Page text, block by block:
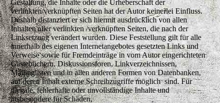
Gestaltung, die Inhalte oder die Urheberschaft der
verlinkten/verknüpften Seiten hat der Autor keinerlei Einfluss.
Deshalb distanziert er sich hiermit ausdrücklich von allen
Inhalten aller verlinkten /verknüpften Seiten, die nach der
Linksetzung verändert wurden. Diese Feststellung gilt für alle
innerhalb des eigenen Internetangebotes gesetzten Links und
Verweise sowie für Fremdeinträge in vom Autor eingerichteten
Gästebüchern, Diskussionsforen, Linkverzeichnissen,
Mailinglisten und in allen anderen Formen von Datenbanken,
auf deren Inhalt externe Schreibzugriffe möglich sind. Für
illegale, fehlerhafte oder unvollständige Inhalte und
insbesondere für Schäden,